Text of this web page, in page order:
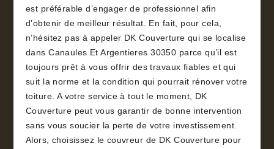
est préférable d’engager de professionnel afin
d’obtenir de meilleur résultat. En fait, pour cela,
n’hésitez pas à appeler DK Couverture qui se localise
dans Canaules Et Argentieres 30350 parce qu’il est
toujours prêt à vous offrir des travaux fiables et qui
suit la norme et la condition qui pourrait rénover votre
toiture. A votre service à tout le moment, DK
Couverture peut vous garantir de bonne intervention
sans vous soucier la perte de votre investissement.
Alors, choisissez le couvreur de DK Couverture pour